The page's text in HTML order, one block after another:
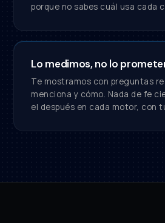
porque no sabes cuál usa cada
Lo medimos, no lo
Te mostramos con preguntas
menciona y cómo. Nada de fe
el después en cada motor, con